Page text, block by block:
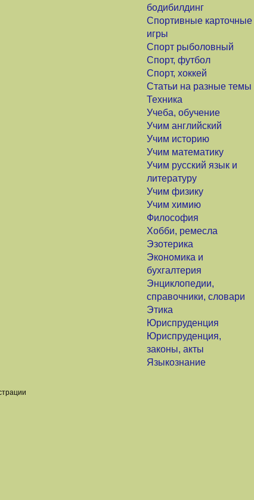
бодибилдинг
Спортивные карточные
игры
Спорт рыболовный
Спорт, футбол
Спорт, хоккей
Статьи на разные темы
Техника
Учеба, обучение
Учим английский
Учим историю
Учим математику
Учим русский язык и
литературу
Учим физику
Учим химию
Философия
Хобби, ремесла
Эзотерика
Экономика и
бухгалтерия
Энциклопедии,
справочники, словари
Этика
Юриспруденция
Юриспруденция,
законы, акты
Языкознание